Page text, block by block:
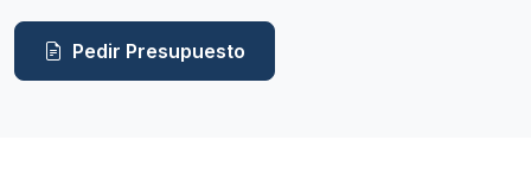
Pedir Presupuesto